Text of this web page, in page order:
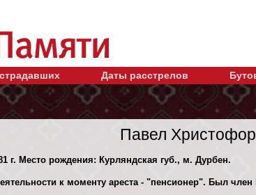
Даты расстрелов
Павел
г. Место рождения: Курляндская губ., м. Дурбен.
к моменту ареста - "пенсионер". Был член